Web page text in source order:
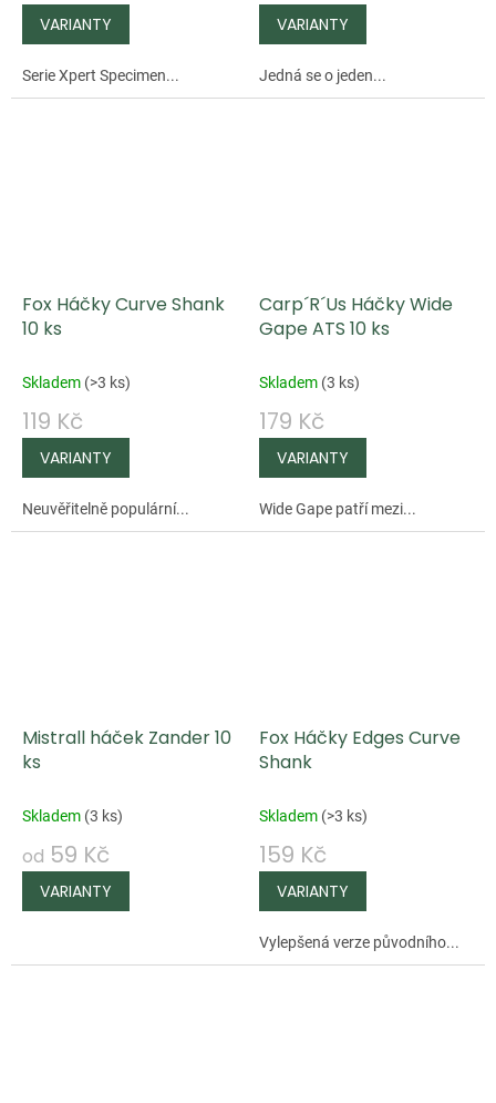
Serie Xpert Specimen... Jedná se o jeden...
Fox Háčky Curve Shank
10 ks
Skladem (>3 ks)
119 Kč
Neuvěřitelně populární...
Carp´R´Us Háčky Wide
Gape ATS 10 ks
Skladem (3 ks)
179 Kč
Wide Gape patří mezi...
Mistrall háček Zander 10
ks
Skladem (3 ks)
od 59 Kč
Fox Háčky Edges Curve
Shank
Skladem (>3 ks)
159 Kč
Vylepšená verze původního...